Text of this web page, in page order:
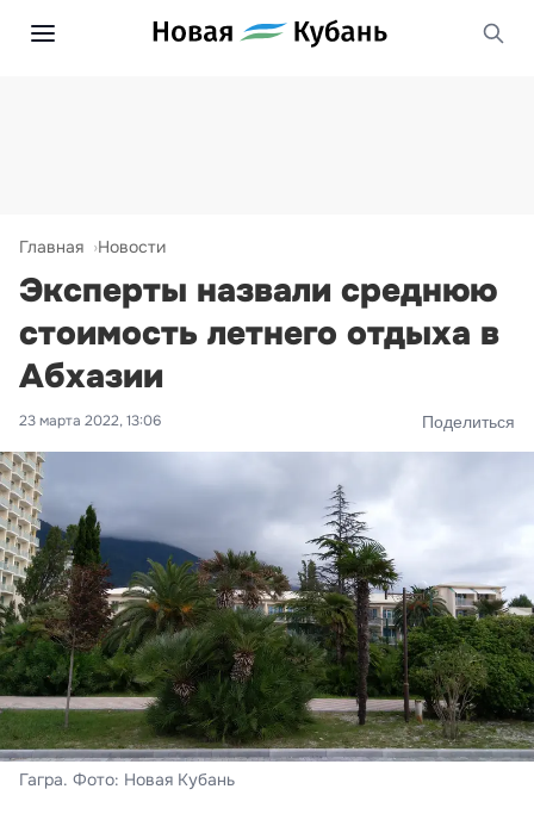
Главная Новости
Эксперты назвали среднюю
стоимость летнего отдыха в
Абхазии
23 марта 2022, 13:06 Поделиться
Гагра. Фото: Новая Кубань